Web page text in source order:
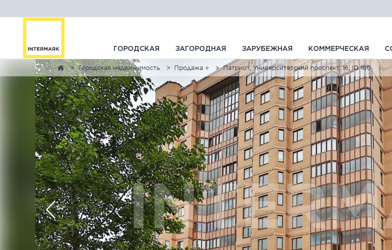
ГОРОДСКАЯ ЗАГОРОДНАЯ ЗАРУБЕЖНАЯ КОММЕРЧЕСКАЯ
Городская недвижимость Продажа ⭐ Патриот, Университетский проспект, 16, ID 180